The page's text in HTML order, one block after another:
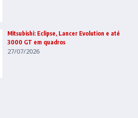
Mitsubishi: Eclipse, Lancer Evolution e até
3000 GT em quadros
27/07/2026